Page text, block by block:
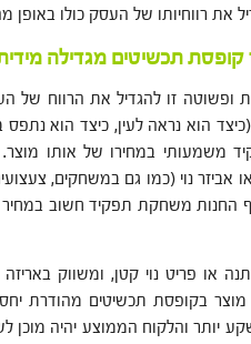
את רווחיותו של העסק כולו באופן
תכשיטים מגדילה
ופשוטה זו להגדיל את הרווח של
הוא נראה לעין, כיצד הוא
משמעותי במחירו של אותו
נוי (כמו גם במשחקים,
החנות משחקת תפקיד חשוב במחיר
או פריט נוי קטן, ומשווק
בקופסת תכשיטים מהודרת
יותר והלקוח הממוצע יהיה מוכן